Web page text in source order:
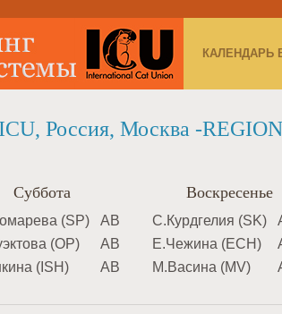
КАЛЕНДАРЬ
Россия, Москва -
Суббота Воскресенье
(SP)
AB
(OP)
AB
(ISH)
AB
С.Курдгелия (SK)
Е.Чежина (ECH)
М.Васина (MV)